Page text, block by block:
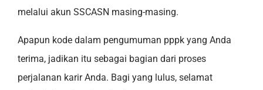
melalui akun SSCASN masing-masing.
Apapun kode dalam pengumuman pppk yang Anda
terima, jadikan itu sebagai bagian dari proses
perjalanan karir Anda. Bagi yang lulus, selamat